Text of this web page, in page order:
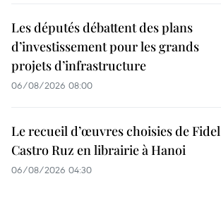
Les députés débattent des plans
d’investissement pour les grands
projets d’infrastructure
06/08/2026 08:00
Le recueil d’œuvres choisies de Fidel
Castro Ruz en librairie à Hanoi
06/08/2026 04:30